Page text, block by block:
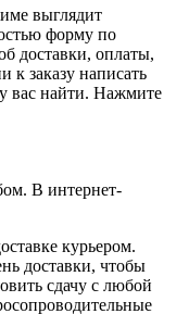
выглядит
форму по
доставки, оплаты,
к заказу написать
вас найти. Нажмите
В интернет-
курьером.
доставки, чтобы
сдачу с любой